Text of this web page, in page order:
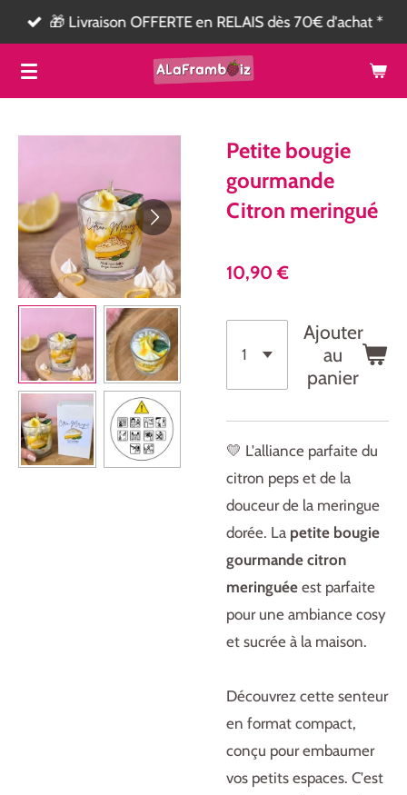
Passer
au
contenu
principal
🎁 Livraison OFFERTE en RELAIS dès 70€ d'achat *
Petite bougie
gourmande
Citron meringué
10,90 €
Ajouter
au
panier
💛 L'alliance parfaite du
citron peps et de la
douceur de la meringue
dorée. La petite bougie
gourmande citron
meringuée est parfaite
pour une ambiance cosy
et sucrée à la maison.
Découvrez cette senteur
en format compact,
conçu pour embaumer
vos petits espaces. C'est